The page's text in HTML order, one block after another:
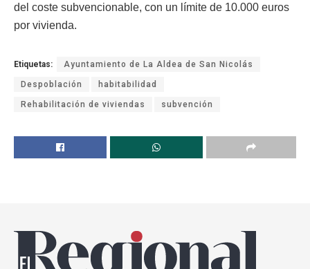
del coste subvencionable, con un límite de 10.000 euros
por vivienda.
Etiquetas: Ayuntamiento de La Aldea de San Nicolás
Despoblación habitabilidad
Rehabilitación de viviendas subvención